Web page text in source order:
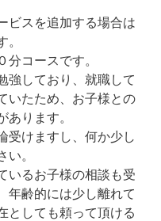
ビスを追加する場合は
。
コースです。
強しており、就職して
いたため、お子様との
あります。
受けますし、何か少し
い。
いるお子様の相談も受
年齢的には少し離れて
としても頼って頂ける